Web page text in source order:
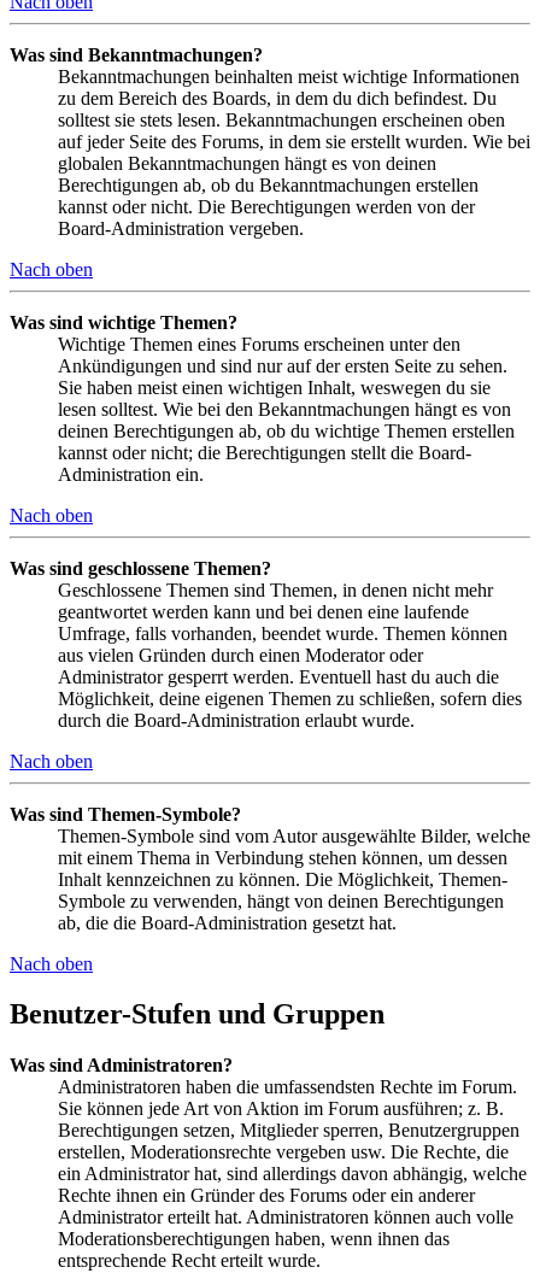
Was sind Bekanntmachungen?
Bekanntmachungen beinhalten meist wichtige Informationen
zu dem Bereich des Boards, in dem du dich befindest. Du
solltest sie stets lesen. Bekanntmachungen erscheinen oben
auf jeder Seite des Forums, in dem sie erstellt wurden. Wie bei
globalen Bekanntmachungen hängt es von deinen
Berechtigungen ab, ob du Bekanntmachungen erstellen
kannst oder nicht. Die Berechtigungen werden von der
Board-Administration vergeben.
Nach oben
Was sind wichtige Themen?
Wichtige Themen eines Forums erscheinen unter den
Ankündigungen und sind nur auf der ersten Seite zu sehen.
Sie haben meist einen wichtigen Inhalt, weswegen du sie
lesen solltest. Wie bei den Bekanntmachungen hängt es von
deinen Berechtigungen ab, ob du wichtige Themen erstellen
kannst oder nicht; die Berechtigungen stellt die Board-
Administration ein.
Nach oben
Was sind geschlossene Themen?
Geschlossene Themen sind Themen, in denen nicht mehr
geantwortet werden kann und bei denen eine laufende
Umfrage, falls vorhanden, beendet wurde. Themen können
aus vielen Gründen durch einen Moderator oder
Administrator gesperrt werden. Eventuell hast du auch die
Möglichkeit, deine eigenen Themen zu schließen, sofern dies
durch die Board-Administration erlaubt wurde.
Nach oben
Was sind Themen-Symbole?
Themen-Symbole sind vom Autor ausgewählte Bilder, welche
mit einem Thema in Verbindung stehen können, um dessen
Inhalt kennzeichnen zu können. Die Möglichkeit, Themen-
Symbole zu verwenden, hängt von deinen Berechtigungen
ab, die die Board-Administration gesetzt hat.
Nach oben
Benutzer-Stufen und Gruppen
Was sind Administratoren?
Administratoren haben die umfassendsten Rechte im Forum.
Sie können jede Art von Aktion im Forum ausführen; z. B.
Berechtigungen setzen, Mitglieder sperren, Benutzergruppen
erstellen, Moderationsrechte vergeben usw. Die Rechte, die
ein Administrator hat, sind allerdings davon abhängig, welche
Rechte ihnen ein Gründer des Forums oder ein anderer
Administrator erteilt hat. Administratoren können auch volle
Moderationsberechtigungen haben, wenn ihnen das
entsprechende Recht erteilt wurde.